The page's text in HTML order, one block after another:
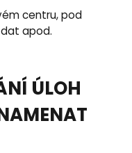
centru, pod
apod.
ÚLOH